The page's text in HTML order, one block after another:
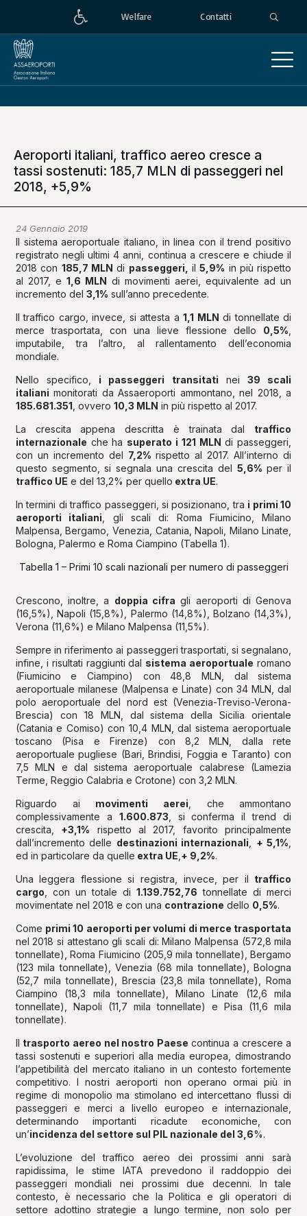
Welfare Contatti
Aeroporti italiani, traffico aereo cresce a
tassi sostenuti: 185,7 MLN di passeggeri nel
2018, +5,9%
24 Gennaio 2019
Il sistema aeroportuale italiano, in linea con il trend positivo
registrato negli ultimi 4 anni, continua a crescere e chiude il
2018 con 185,7 MLN di passeggeri, il5,9% in più rispetto
al 2017, e 1,6 MLN di movimenti aerei, equivalente ad un
incremento del 3,1% sull’anno precedente.
Il traffico cargo, invece, si attesta a1,1 MLN di tonnellate di
merce trasportata, con una lieve flessione dello 0,5%
imputabile, tra l’altro, al rallentamento dell’economia
mondiale.
Nello specifico, i passeggeri transitati nei 39 scali
italiani monitorati da Assaeroporti ammontano, nel 2018, a
185.681.351 , ovvero 10,3 MLN in più rispetto al 2017.
La crescita appena descritta è trainata dal traffico
internazionale che ha superato i 121 MLN di passeggeri,
con un incremento del 7,2% rispetto al 2017. All’interno di
questo segmento, si segnala una crescita del 5,6% per il
traffico UE e del 13,2% per quello extra UE.
In termini di traffico passeggeri, si posizionano, tra i primi 10
aeroporti italiani , gli scali di: Roma Fiumicino, Milano
Malpensa, Bergamo, Venezia, Catania, Napoli, Milano Linate,
Bologna, Palermo e Roma Ciampino (Tabella 1).
Tabella 1 – Primi 10 scali nazionali per numero di passeggeri
Crescono, inoltre, a doppia cifra gli aeroporti di Genova
(16,5%), Napoli (15,8%), Palermo (14,8%), Bolzano (14,3%),
Verona (11,6%) e Milano Malpensa (11,5%).
Sempre in riferimento ai passeggeri trasportati, si segnalano,
infine, i risultati raggiunti dal sistema aeroportuale romano
(Fiumicino e Ciampino) con 48,8 MLN, dal sistema
aeroportuale milanese (Malpensa e Linate) con 34 MLN, dal
polo aeroportuale del nord est (Venezia-Treviso-Verona-
Brescia) con 18 MLN, dal sistema della Sicilia orientale
(Catania e Comiso) con 10,4 MLN, dal sistema aeroportuale
toscano (Pisa e Firenze) con 8,2 MLN, dalla rete
aeroportuale pugliese (Bari, Brindisi, Foggia e Taranto) con
7,5 MLN e dal sistema aeroportuale calabrese (Lamezia
Terme, Reggio Calabria e Crotone) con 3,2 MLN.
Riguardo ai movimenti aerei , che ammontano
complessivamente a 1.600.873 , si conferma il trend di
crescita, +3,1% rispetto al 2017, favorito principalmente
dall’incremento delle destinazioni internazionali + 5,1%
ed in particolare da quelle extra UE + 9,2%.
Una leggera flessione si registra, invece, per il traffico
cargo , con un totale di1.139.752,76 tonnellate di merci
movimentate nel 2018 e con una contrazione dello 0,5%.
Come primi 10 aeroporti per volumi di merce trasportata
nel 2018 si attestano gli scali di: Milano Malpensa (572,8 mila
tonnellate), Roma Fiumicino (205,9 mila tonnellate), Bergamo
(123 mila tonnellate), Venezia (68 mila tonnellate), Bologna
(52,7 mila tonnellate), Brescia (23,8 mila tonnellate), Roma
Ciampino (18,3 mila tonnellate), Milano Linate (12,6 mila
tonnellate), Napoli (11,7 mila tonnellate) e Pisa (11,6 mila
tonnellate).
Il trasporto aereo nel nostro Paese continua a crescere a
tassi sostenuti e superiori alla media europea, dimostrando
l’appetibilità del mercato italiano in un contesto fortemente
competitivo. I nostri aeroporti non operano ormai più in
regime di monopolio ma stimolano ed intercettano flussi di
passeggeri e merci a livello europeo e internazionale,
determinando importanti ricadute economiche, con
un’incidenza del settore sul PIL nazionale del 3,6%.
L’evoluzione del traffico aereo dei prossimi anni sarà
rapidissima, le stime IATA prevedono il raddoppio dei
passeggeri mondiali nei prossimi due decenni. In tale
contesto, è necessario che la Politica e gli operatori di
settore adottino strategie a lungo termine, non solo per